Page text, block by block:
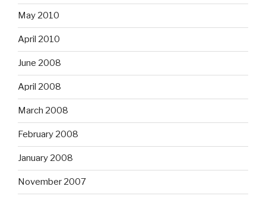
May 2010
April 2010
June 2008
April 2008
March 2008
February 2008
January 2008
November 2007